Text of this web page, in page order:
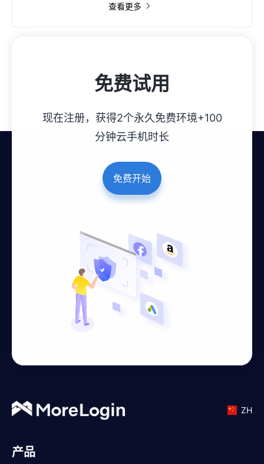
查看更多
免费试用
现在注册，获得2个永久免费环境+100
分钟云手机时长
免费开始
ZH
产品